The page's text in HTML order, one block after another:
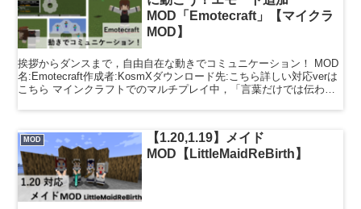
MOD「Emotecraft」【マイクラ
MOD】
挨拶からダンスまで，自由自在な動きでコミュニケーション！ MOD
名:Emotecraft作成者:KosmXダウンロード先:こちら詳しい対応verは
こちら マインクラフトでのマルチプレイ中，「言葉だけでは伝わら
MOD
【1.20,1.19】メイド
MOD【LittleMaidReBirth】